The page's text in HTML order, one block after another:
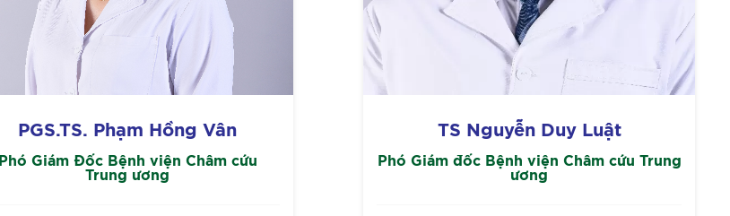
PGS.TS. Phạm Hồng Vân
Phó Giám Đốc Bệnh viện Châm cứu
Trung ương
TS Nguyễn Duy Luật
Phó Giám đốc Bệnh viện Châm cứu Trung
ương